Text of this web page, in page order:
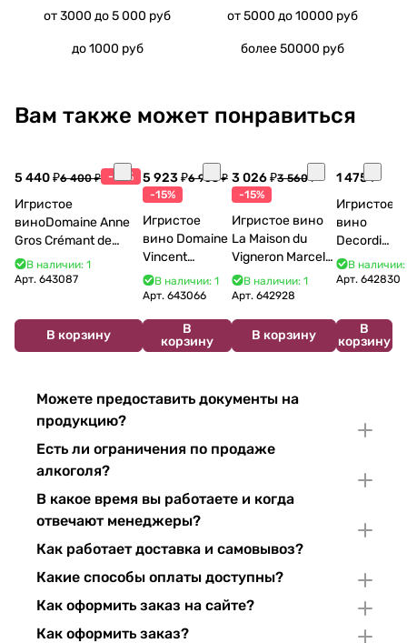
от 3000 до 5 000 руб от 5000 до 10000 руб
до 1000 руб более 50000 руб
Вам также может понравиться
5 440 ₽6 400 ₽ -15%
Игристое
виноDomaine Anne
Gros Crémant de
Bourgogne La Fun en
Bulles Chardonnay et
В наличии: 1
Арт. 643087
В корзину
5 923 ₽6 968 ₽
-15%
Игристое
вино Domaine
Vincent
Bouzereau
Crémant de
В наличии: 1
Арт. 643066
В
корзину
3 026 ₽3 560 ₽
-15%
Игристое вино
La Maison du
Vigneron Marcel
Cabelier Cremant
du Jura
В наличии: 1
Арт.642928
В корзину
1 475 ₽
Игристое
вино
Decordi
Costa Blu
Brut 750
В наличии:
Арт. 642830
В
корзину
Можете предоставить документы на
продукцию?
Есть ли ограничения по продаже
алкоголя?
В какое время вы работаете и когда
отвечают менеджеры?
Как работает доставка и самовывоз?
Какие способы оплаты доступны?
Как оформить заказ на сайте?
Как оформить заказ?